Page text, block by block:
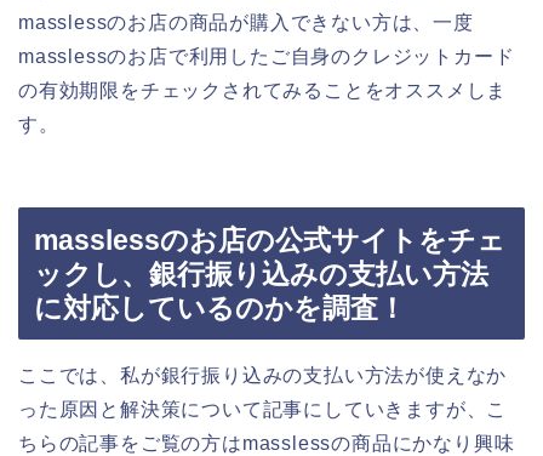
masslessのお店の商品が購入できない方は、一度
masslessのお店で利用したご自身のクレジットカード
の有効期限をチェックされてみることをオススメしま
す。
masslessのお店の公式サイトをチェ
ックし、銀行振り込みの支払い方法
に対応しているのかを調査！
ここでは、私が銀行振り込みの支払い方法が使えなか
った原因と解決策について記事にしていきますが、こ
ちらの記事をご覧の方はmasslessの商品にかなり興味